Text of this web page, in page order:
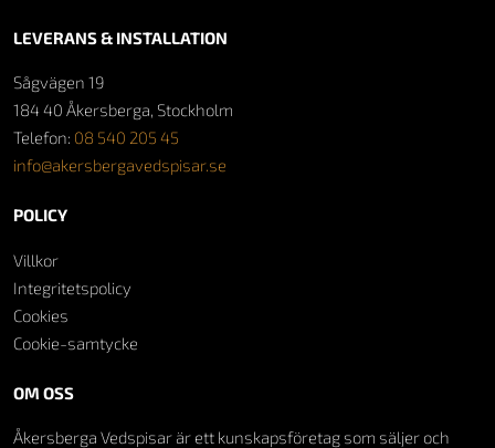
OM OSS
Åkersberga Vedspisar är ett kunskapsföretag som säljer och
LEVERANS & INSTALLATION
Sågvägen 19
184 40 Åkersberga, Stockholm
Telefon: 08 540 205 45
info@akersbergavedspisar.se
POLICY
Villkor
Integritetspolicy
Cookies
Cookie-samtycke